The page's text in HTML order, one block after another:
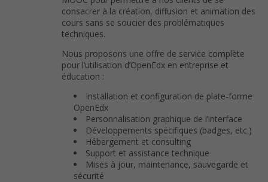
consacrer à la création, diffusion et animation des
cours sans se soucier des problématiques
techniques.
Nous proposons une offre de service complète
pour l’utilisation d’OpenEdx en entreprise et
éducation :
Installation et configuration de plate-forme
OpenEdx
Personnalisation graphique de l’interface
Développements spécifiques (badges, etc.)
Hébergement et consulting
Support et assistance technique
Mises à jour, maintenance, sauvegarde et
sécurité